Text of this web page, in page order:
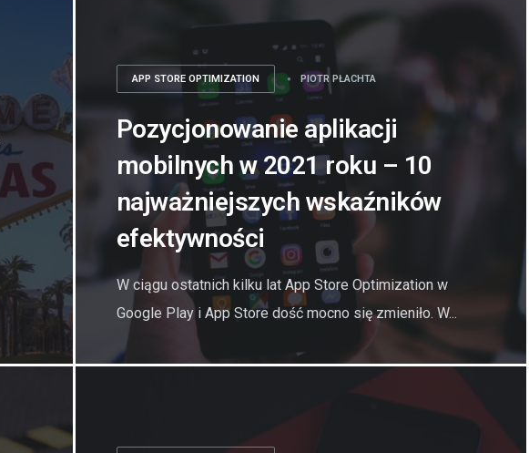
APP STORE OPTIMIZATION PIOTR PŁACHTA
Pozycjonowanie aplikacji
mobilnych w 2021 roku – 10
najważniejszych wskaźników
efektywności
W ciągu ostatnich kilku lat App Store Optimization w
Google Play i App Store dość mocno się zmieniło. W...